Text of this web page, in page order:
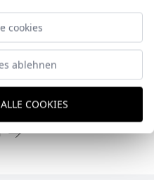
que combina
resistente y
cookies
ablehnen
COOKIES